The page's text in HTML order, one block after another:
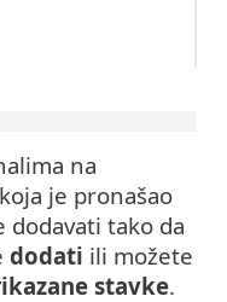
na
je pronašao
dodavati tako da
dodati ili možete
stavke.